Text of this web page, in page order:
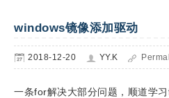
windows镜像添加驱动
2018-12-20 YY.K
一条for解决大部分问题，顺道学